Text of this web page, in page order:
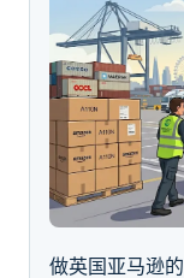
做英国亚马逊